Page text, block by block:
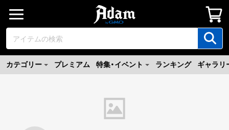
カテゴリー プレミアム 特集・イベント ランキング ギャラリ